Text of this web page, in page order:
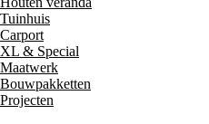
Tuinhuis
Carport
XL & Special
Maatwerk
Bouwpakketten
Projecten